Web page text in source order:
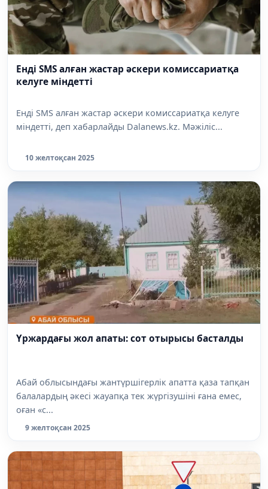
Енді SMS алған жастар әскери комиссариатқа
келуге міндетті
Енді SMS алған жастар әскери комиссариатқа келуге
міндетті, деп хабарлайды Dalanews.kz. Мәжіліс...
10 желтоқсан 2025
Үржардағы жол апаты: сот отырысы басталды
Абай облысындағы жантүршігерлік апатта қаза тапқан
балалардың әкесі жауапқа тек жүргізушіні ғана емес,
оған «с...
9 желтоқсан 2025